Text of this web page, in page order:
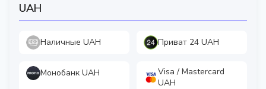
UAH
Наличные UAH Приват 24 UAH
Монобанк UAH
Visa / Mastercard
UAH